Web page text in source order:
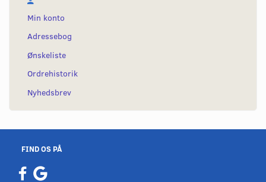
Min konto
Adressebog
Ønskeliste
Ordrehistorik
Nyhedsbrev
FIND OS PÅ